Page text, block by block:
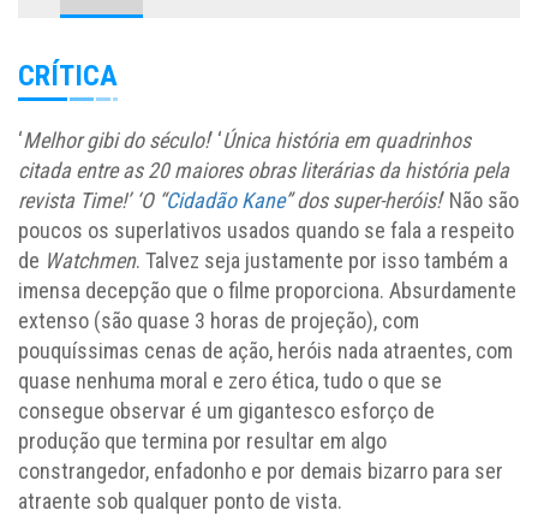
CRÍTICA
‘Melhor gibi do século!’ ‘Única história em quadrinhos
citada entre as 20 maiores obras literárias da história pela
revista Time!’ ‘O “Cidadão Kane” dos super-heróis!’ Não são
poucos os superlativos usados quando se fala a respeito
de Watchmen. Talvez seja justamente por isso também a
imensa decepção que o filme proporciona. Absurdamente
extenso (são quase 3 horas de projeção), com
pouquíssimas cenas de ação, heróis nada atraentes, com
quase nenhuma moral e zero ética, tudo o que se
consegue observar é um gigantesco esforço de
produção que termina por resultar em algo
constrangedor, enfadonho e por demais bizarro para ser
atraente sob qualquer ponto de vista.